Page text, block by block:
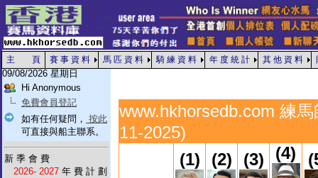
主 頁 賽 事 資 料 馬 匹 資 料 騎 練 資 料 年 度 統 計 其 他 資 料
09/08/2026 星期日
Hi Anonymous
免費會員登記
如有任何疑問， 按此
可直接與船主聯系。
新 季 會 費
2026- 2027 年 費 計 劃
www.hkhorsedb.com 練
11-2025)
(1) (2) (3) (4)